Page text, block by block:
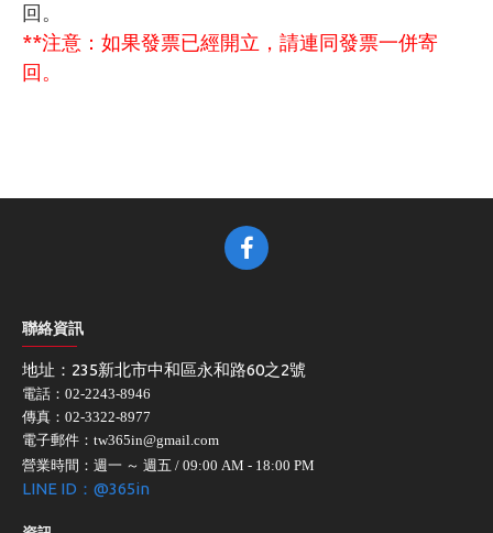
回。
**注意：如果發票已經開立，請連同發票一併寄
回。
聯絡資訊
地址：235新北市中和區永和路60之2號
電話：02-2243-8946
傳真：02-3322-8977
電子郵件：tw365in@gmail.com
營業時間：週一 ～ 週五 / 09:00 AM - 18:00 PM
LINE ID：@365in